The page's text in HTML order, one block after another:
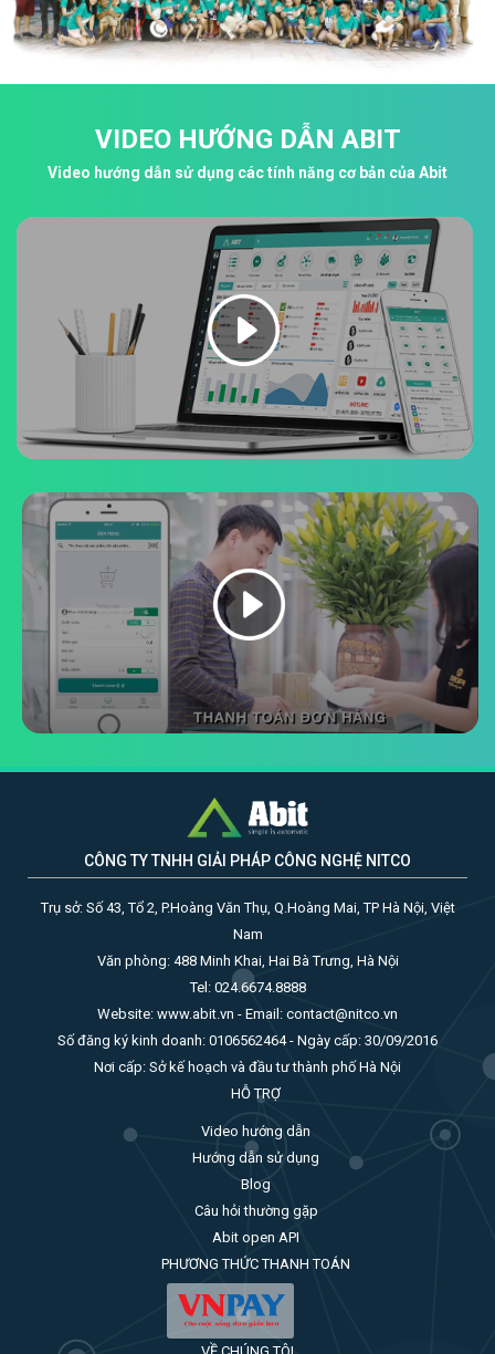
VIDEO HƯỚNG DẪN ABIT
Video hướng dẫn sử dụng các tính năng cơ bản của Abit
CÔNG TY TNHH GIẢI PHÁP CÔNG NGHỆ NITCO
Trụ sở: Số 43, Tổ 2, P.Hoàng Văn Thụ, Q.Hoàng Mai, TP Hà Nội, Việt
Nam
Văn phòng: 488 Minh Khai, Hai Bà Trưng, Hà Nội
Tel: 024.6674.8888
Website: www.abit.vn - Email: contact@nitco.vn
Số đăng ký kinh doanh: 0106562464 - Ngày cấp: 30/09/2016
Nơi cấp: Sở kế hoạch và đầu tư thành phố Hà Nội
HỖ TRỢ
Video hướng dẫn
Hướng dẫn sử dụng
Blog
Câu hỏi thường gặp
Abit open API
PHƯƠNG THỨC THANH TOÁN